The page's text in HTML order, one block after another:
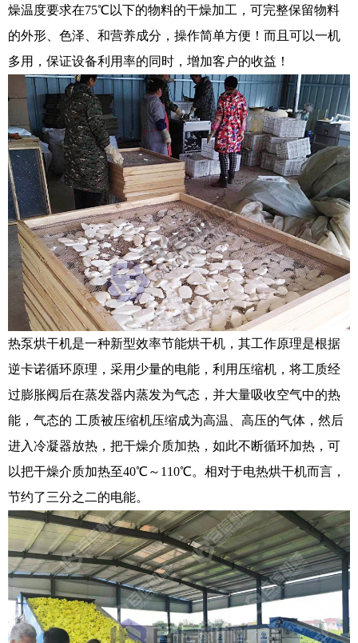
燥温度要求在75℃以下的物料的干燥加工，可完整保留物料
的外形、色泽、和营养成分，操作简单方便！而且可以一机
多用，保证设备利用率的同时，增加客户的收益！
热泵烘干机是一种新型效率节能烘干机，其工作原理是根据
逆卡诺循环原理，采用少量的电能，利用压缩机，将工质经
过膨胀阀后在蒸发器内蒸发为气态，并大量吸收空气中的热
能，气态的 工质被压缩机压缩成为高温、高压的气体，然后
进入冷凝器放热，把干燥介质加热，如此不断循环加热，可
以把干燥介质加热至40℃～110℃。相对于电热烘干机而言，
节约了三分之二的电能。